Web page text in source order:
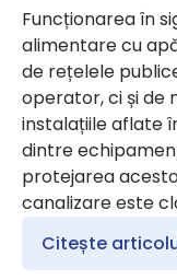
Funcționarea în
alimentare cu
de rețelele
operator, ci și de
instalațiile aflate
dintre
protejarea
canalizare este
Citește